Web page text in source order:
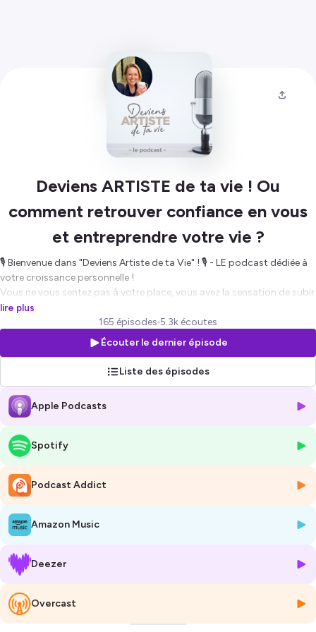
Deviens ARTISTE de ta vie ! Ou
comment retrouver confiance en vous
et entreprendre votre vie ?
🎙️ Bienvenue dans "Deviens Artiste de ta Vie" ! 🎙️ - LE podcast dédiée à
votre croissance personnelle !
Vous ne vous sentez pas à votre place, vous avez la sensation de subir
votre vie, vous manquez de sens, vous fonctionnez en mode pilote
automatique et vous avez mis vos rêves d’enfant aux oubliettes ?
Vous avez besoin de remettre de la clarté dans votre vie, de retrouver
votre confiance en vous, de vous libérer du regard de l’autre afin de
reprendre les rênes de votre vie ? Vous êtes au bon endroit !
Chaque mardi, Ann Sylvie, entrepreneuse multifacettes depuis plus de
22 ans, fondatrice du Sommet Âmes d’Entrepreneuses vous partage
interviews inspirantes pour transformer durablement votre vie et vous
permettre vous aussi de devenir ARTISTE de votre vie !
👥 À qui s'adresse ce podcast ?
Vous êtes en plein questionnement sur votre parcours de vie ?
Vous avez vécu des fractures de vie (séparation, divorce,
maladie, deuil, licenciement, dépôt de bilan) ?
continuer votre route pour retrouver du sens ?
Deviens ARTISTE de votre vie est pour vous !
💡 Ce que vous allez apprendre :
lire plus
165 épisodes 5.3k écoutes
Écouter le dernier épisode
Liste des épisodes
Apple Podcasts
Spotify
Podcast Addict
Amazon Music
Deezer
Overcast